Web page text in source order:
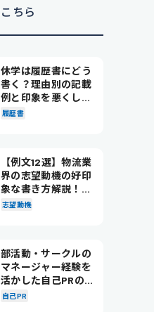
ちら
休学は履歴書にどう
書く？理由別の記載
例と印象を悪くしな
い書き方を解説
履歴書
【例文12選】物流業
界の志望動機の好印
象な書き方解説！パ
ターン別の例文も紹
志望動機
部活動・サークルの
マネージャー経験を
活かした自己PRの書
き方を徹底解説！
自己PR